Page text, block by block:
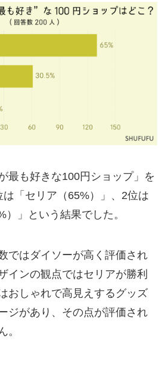
最も好きな100円ショップ」を
「セリア（65%）」、2位は
）」という結果でした。
ではダイソーが高く評価され
インの観点ではセリアが勝利
おしゃれで高見えするグッズ
ジがあり、その点が評価され
。